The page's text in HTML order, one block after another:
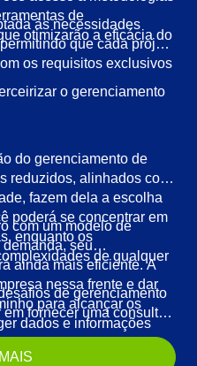
de
otimizarão a eficácia do
às necessidades
que cada projeto
os requisitos exclusivos
o gerenciamento
do gerenciamento de
reduzidos, alinhados com
fazem dela a escolha
poderá se concentrar em
enquanto os
de qualquer
com um modelo de
seu
ainda mais eficiente. A
nessa frente e dar
para alcançar os
dados e informações
de gerenciamento
fornecer uma consulta